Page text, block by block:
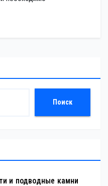
Поиск
и подводные камни